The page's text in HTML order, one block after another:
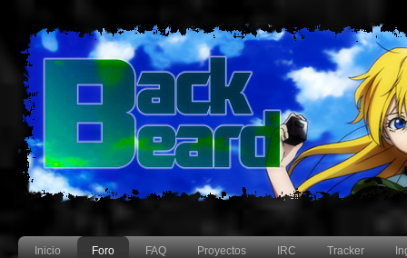
Inicio Foro FAQ Proyectos IRC Tracker